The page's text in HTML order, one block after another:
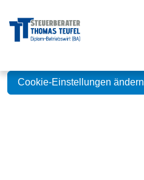
Cookie-Einstellungen ändern